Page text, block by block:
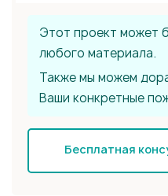
Этот проект может
любого материала.
Также мы можем
Ваши конкретные
Бесплатная